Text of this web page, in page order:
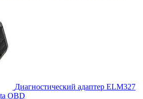
Диагностический адаптер ELM327
OBD